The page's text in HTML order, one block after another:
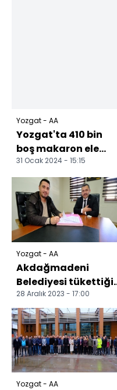
Yozgat - AA
Yozgat'ta 410 bin
boş makaron ele
geçirildi
31 Ocak 2024 - 15:15
Yozgat - AA
Akdağmadeni
Belediyesi tükettiği
elektrik enerjisini
güneşten
sağlayacak
28 Aralık 2023 - 17:00
Yozgat - AA